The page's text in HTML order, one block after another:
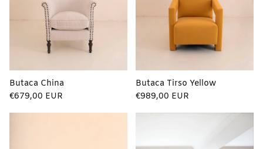
Butaca China
Precio
€679,00 EUR
Butaca Tirso Yellow
Precio
€989,00 EUR